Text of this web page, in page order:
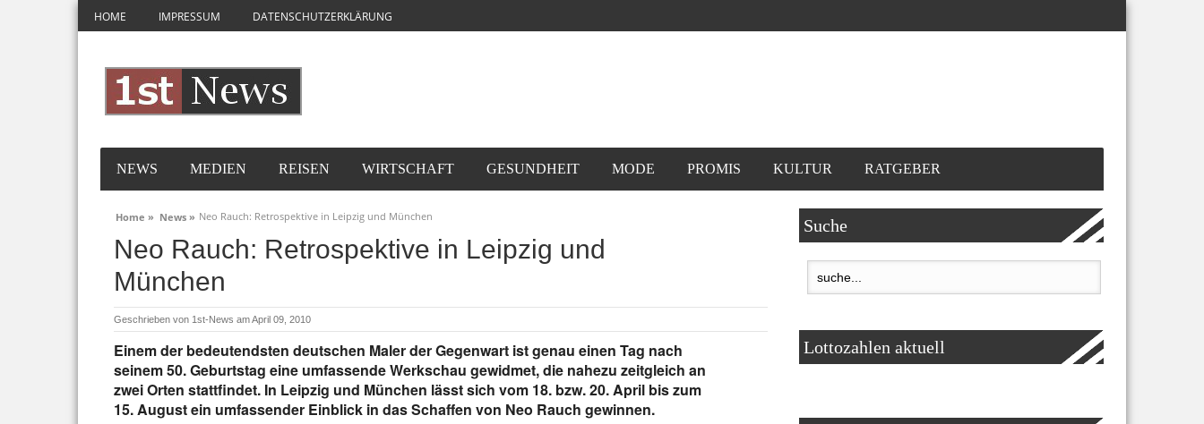
HOME IMPRESSUM DATENSCHUTZERKLÄRUNG
NEWS MEDIEN REISEN WIRTSCHAFT GESUNDHEIT MODE PROMIS KULTUR RATGEBER
Home » News » Neo Rauch: Retrospektive in Leipzig und München
Neo Rauch: Retrospektive in Leipzig und
München
Geschrieben von 1st-News am April 09, 2010
Einem der bedeutendsten deutschen Maler der Gegenwart ist genau einen Tag nach
seinem 50. Geburtstag eine umfassende Werkschau gewidmet, die nahezu zeitgleich an
zwei Orten stattfindet. In Leipzig und München lässt sich vom 18. bzw. 20. April bis zum
15. August ein umfassender Einblick in das Schaffen von Neo Rauch gewinnen.
Suche
Lottozahlen aktuell